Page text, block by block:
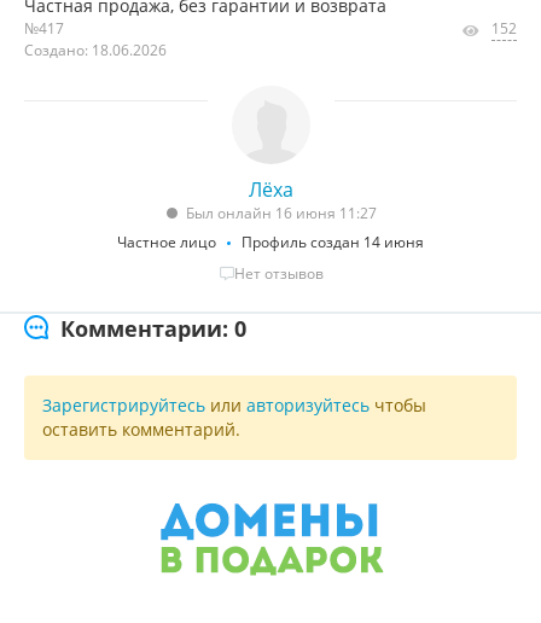
Частная продажа, без гарантии и возврата
№417
Создано: 18.06.2026
152
Лёха
Был онлайн 16 июня 11:27
Частное лицо
Профиль создан 14 июня
Нет отзывов
Комментарии: 0
Зарегистрируйтесь или авторизуйтесь чтобы
оставить комментарий.